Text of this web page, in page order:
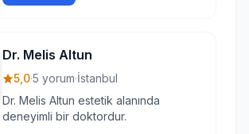
Dr. Melis Altun
5,0·5 yorum·İstanbul
Dr. Melis Altun estetik alanında
deneyimli bir doktordur.